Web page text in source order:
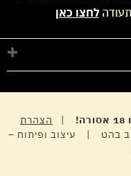
לחצו כאן
|
הצהרת
בהט | עיצוב ופיתוח –